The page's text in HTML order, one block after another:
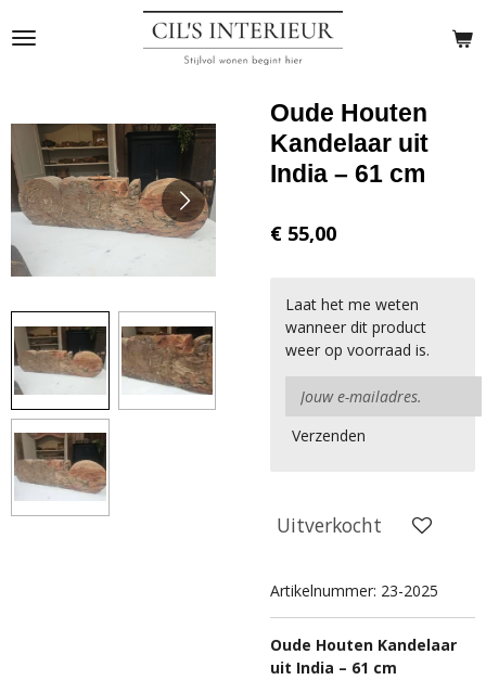
direct
Oude Houten
Kandelaar uit
India – 61 cm
€ 55,00
Laat het me weten
wanneer dit product
weer op voorraad is.
Verzenden
Uitverkocht
Artikelnummer: 23-2025
Oude Houten Kandelaar
uit India – 61 cm